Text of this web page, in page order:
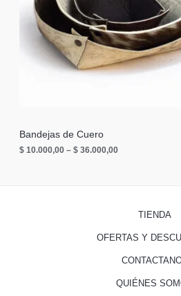
Bandejas de Cuero
$ 10.000,00 – $ 36.000,00
TIENDA
OFERTAS Y
QUIÉNES